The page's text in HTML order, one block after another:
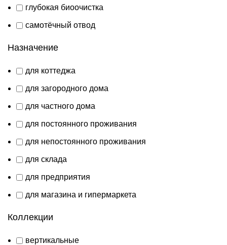
глубокая биоочистка
самотёчный отвод
Назначение
для коттеджа
для загородного дома
для частного дома
для постоянного проживания
для непостоянного проживания
для склада
для предприятия
для магазина и гипермаркета
Коллекции
вертикальные